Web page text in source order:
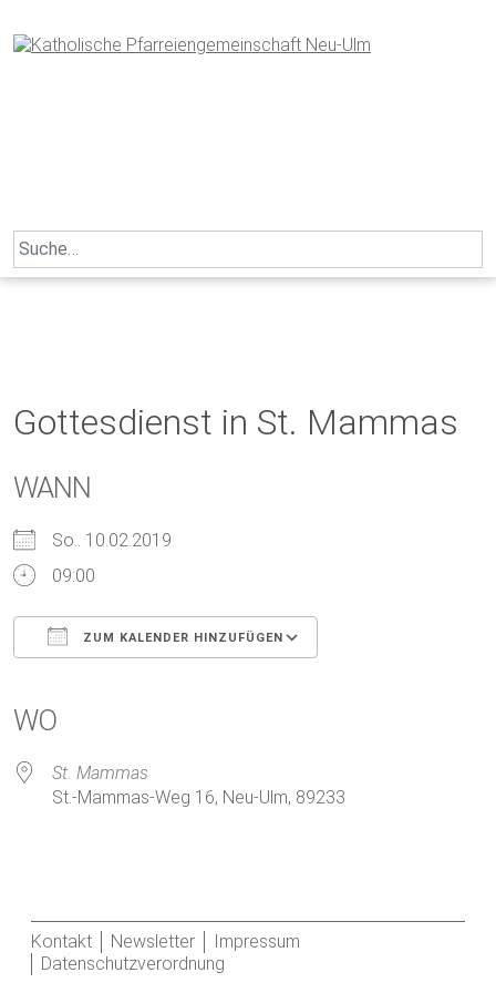
to
content
Search
for:
Gottesdienst in St. Mammas
WANN
So.. 10.02.2019
09:00
ZUM KALENDER HINZUFÜGEN
WO
St. Mammas
St.-Mammas-Weg 16, Neu-Ulm, 89233
Kontakt Newsletter
Impressum
Datenschutzverordnung